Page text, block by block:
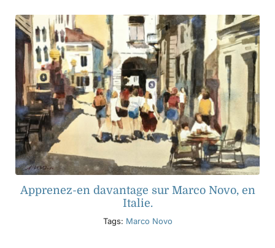
Apprenez-en davantage sur Marco Novo, en
Italie.
Tags: Marco Novo